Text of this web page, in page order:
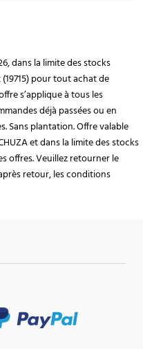
dans la limite des stocks
pour tout achat de
s’applique à tous les
déjà passées ou en
Sans plantation. Offre valable
et dans la limite des stocks
offres. Veuillez retourner le
retour, les conditions